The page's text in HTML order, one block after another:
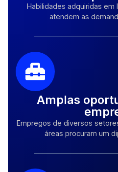
Habilidades adquiridas em
atendem as
Amplas
Empregos de diversos
áreas procuram um